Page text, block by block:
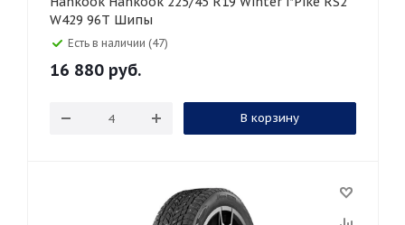
W429 96T Шипы
Есть в наличии (47)
16 880 руб.
В корзину